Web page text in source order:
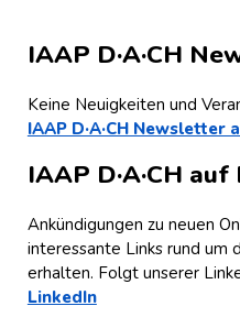
IAAP D·A·CH
Keine Neuigkeiten und
IAAP D·A·CH Newsletter
IAAP D·A·CH
Ankündigungen zu neuen
interessante Links rund um
erhalten. Folgt unserer
LinkedIn